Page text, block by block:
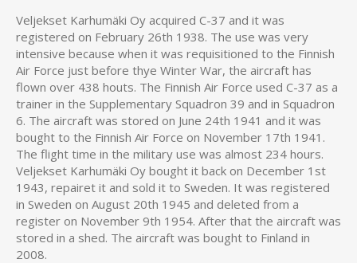
Veljekset Karhumäki Oy acquired C-37 and it was
registered on February 26th 1938. The use was very
intensive because when it was requisitioned to the Finnish
Air Force just before thye Winter War, the aircraft has
flown over 438 houts. The Finnish Air Force used C-37 as a
trainer in the Supplementary Squadron 39 and in Squadron
6. The aircraft was stored on June 24th 1941 and it was
bought to the Finnish Air Force on November 17th 1941.
The flight time in the military use was almost 234 hours.
Veljekset Karhumäki Oy bought it back on December 1st
1943, repairet it and sold it to Sweden. It was registered
in Sweden on August 20th 1945 and deleted from a
register on November 9th 1954. After that the aircraft was
stored in a shed. The aircraft was bought to Finland in
2008.